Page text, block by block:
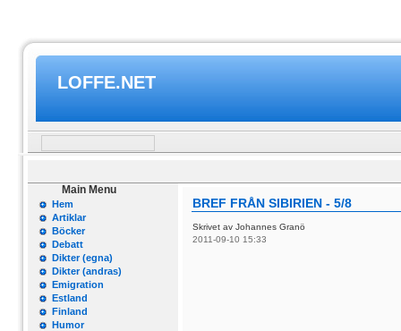
LOFFE.NET
Main Menu
Hem
Artiklar
Böcker
Debatt
Dikter (egna)
Dikter (andras)
Emigration
Estland
Finland
Humor
BREF FRÅN SIBIRIEN - 5/8
Skrivet av Johannes Granö
2011-09-10 15:33